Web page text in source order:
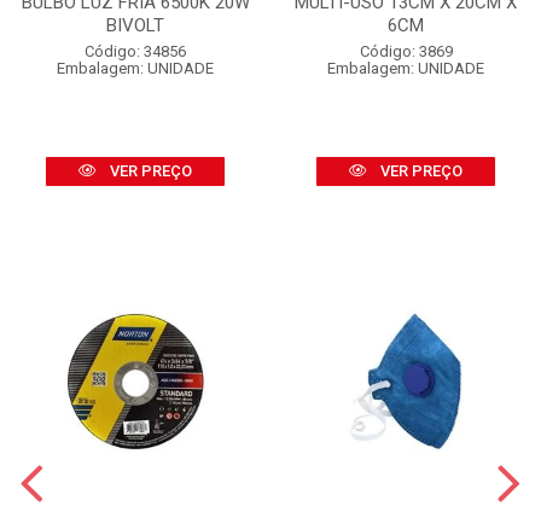
BIVOLT
Código: 34856
Embalagem: UNIDADE
VER PREÇO
6CM
Código: 3869
Embalagem: UNIDADE
VER PREÇO